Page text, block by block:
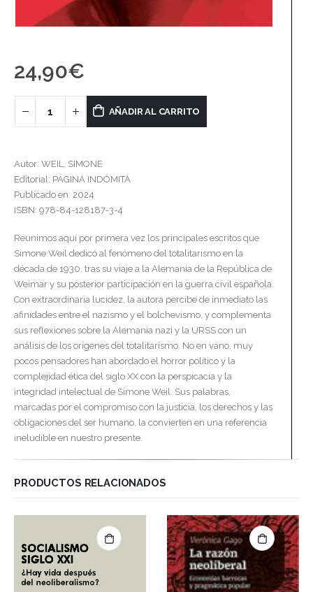
24,90€
AÑADIR AL CARRITO
Autor: WEIL, SIMONE
Editorial: PÁGINA INDÓMITA
Publicado en: 2024
ISBN: 978-84-128187-3-4
Reunimos aquí por primera vez los principales escritos que
Simone Weil dedicó al fenómeno del totalitarismo en la
década de 1930, tras su viaje a la Alemania de la República de
Weimar y su posterior participación en la guerra civil española.
Con extraordinaria lucidez, la autora percibe de inmediato las
afinidades entre el nazismo y el bolchevismo, y complementa
sus reflexiones sobre la Alemania nazi y la URSS con un
análisis de los orígenes del totalitarismo. No en vano, muy
pocos pensadores han abordado el horror político y la
complejidad ética del siglo XX con la perspicacia y la
integridad intelectual de Simone Weil. Sus palabras,
marcadas por el compromiso con la justicia, los derechos y las
obligaciones del ser humano, la convierten en una referencia
ineludible en nuestro presente.
PRODUCTOS RELACIONADOS